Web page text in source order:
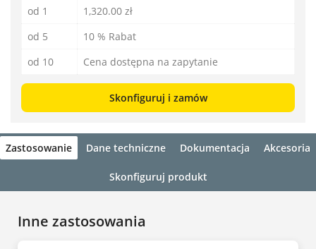
od 1
1,320.00 zł
od 5
10 % Rabat
od 10
Cena dostępna na zapytanie
Skonfiguruj i zamów
Zastosowanie Dane techniczne Dokumentacja Akcesoria
Skonfiguruj produkt
Inne zastosowania